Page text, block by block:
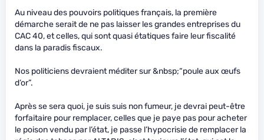
Au niveau des pouvoirs politiques français, la première
démarche serait de ne pas laisser les grandes entreprises du
CAC 40, et celles, qui sont quasi étatiques faire leur fiscalité
dans la paradis fiscaux.
Nos politiciens devraient méditer sur &nbsp;“poule aux œufs
d’or”.
Après se sera quoi, je suis suis non fumeur, je devrai peut-être
forfaitaire pour remplacer, celles que je paye pas pour acheter
le poison vendu par l’état, je passe l’hypocrisie de remplacer la